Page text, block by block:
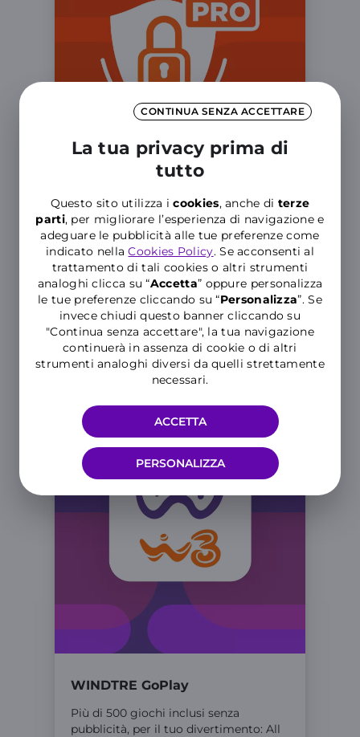
CONTINUA SENZA ACCETTARE
La tua privacy prima di
tutto
Questo sito utilizza icookies, anche di terze
parti, per migliorare l’esperienza di navigazione e
adeguare le pubblicità alle tue preferenze come
indicato nellaCookies Policy. Se acconsenti al
trattamento di tali cookies o altri strumenti
analoghi clicca su “Accetta” oppure personalizza
le tue preferenze cliccando su “Personalizza”. Se
invece chiudi questo banner cliccando su
"Continua senza accettare", la tua navigazione
continuerà in assenza di cookie o di altri
strumenti analoghi diversi da quelli strettamente
necessari.
PERSONALIZZA
ACCETTA
Più Sicuri Mobile Pro
Personalizza il livello di protezione del
tuo Smartphone e scopri le
funzionalità avanzate
Ti potrebbe interessare anche
WINDTRE GoPlay
Più di 500 giochi inclusi senza
pubblicità, per il tuo divertimento: All